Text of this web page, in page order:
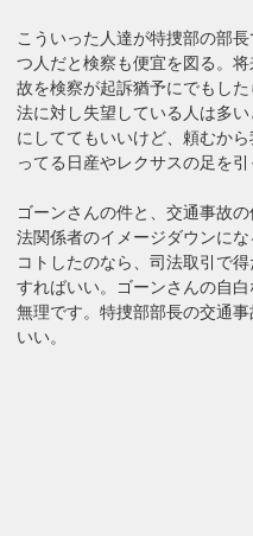
こういった人達が特捜部の部
つ人だと検察も便宜を図る。
故を検察が起訴猶予にでもし
法に対し失望している人は多
にしててもいいけど、頼むか
ってる日産やレクサスの足を引
ゴーンさんの件と、交通事故
法関係者のイメージダウンに
コトしたのなら、司法取引で
すればいい。ゴーンさんの自
無理です。特捜部部長の交通
いい。